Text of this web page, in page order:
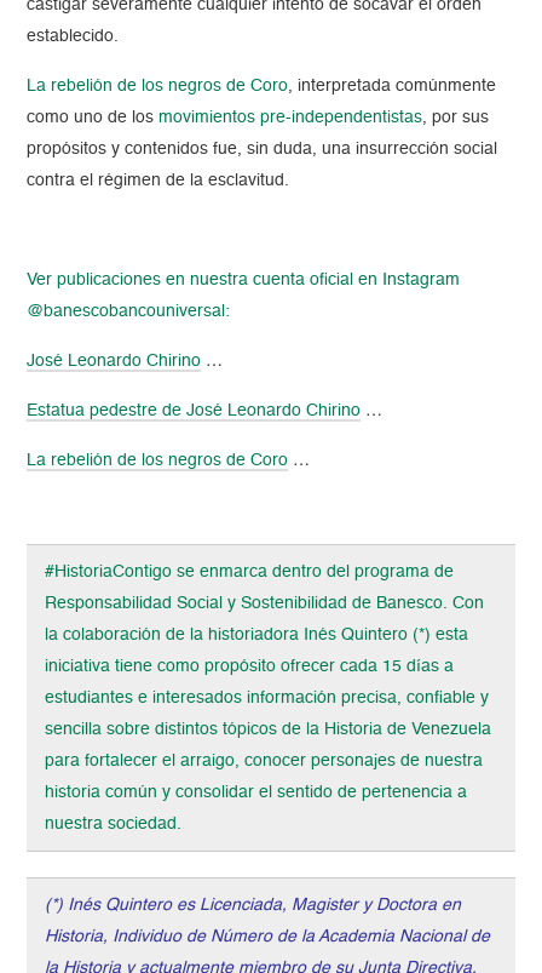
castigar severamente cualquier intento de socavar el orden
establecido.
La rebelión de los negros de Coro, interpretada comúnmente
como uno de losmovimientos pre-independentistas, por sus
propósitos y contenidos fue, sin duda, una insurrección social
contra el régimen de la esclavitud.
Ver publicaciones en nuestra cuenta oficial en Instagram
@banescobancouniversal:
José Leonardo Chirino …
Estatua pedestre de José Leonardo Chirino …
La rebelión de los negros de Coro …
#HistoriaContigo se enmarca dentro del programa de
Responsabilidad Social y Sostenibilidad de Banesco. Con
la colaboración de la historiadora Inés Quintero (*) esta
iniciativa tiene como propósito ofrecer cada 15 días a
estudiantes e interesados información precisa, confiable y
sencilla sobre distintos tópicos de la Historia de Venezuela
para fortalecer el arraigo, conocer personajes de nuestra
historia común y consolidar el sentido de pertenencia a
nuestra sociedad.
(*) Inés Quintero es Licenciada, Magister y Doctora en
Historia, Individuo de Número de la Academia Nacional de
la Historia y actualmente miembro de su Junta Directiva.